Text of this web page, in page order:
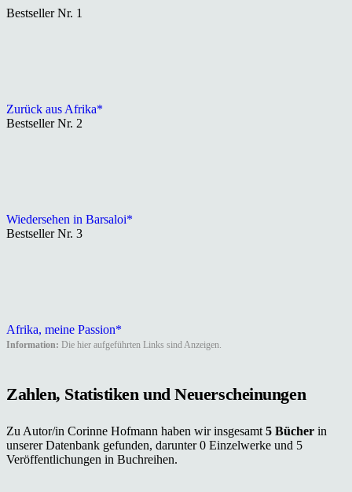
Bestseller Nr. 1
Zurück aus Afrika*
Bestseller Nr. 2
Wiedersehen in Barsaloi*
Bestseller Nr. 3
Afrika, meine Passion*
Information: Die hier aufgeführten Links sind Anzeigen.
Zahlen, Statistiken und Neuerscheinungen
Zu Autor/in Corinne Hofmann haben wir insgesamt5 Bücher in
unserer Datenbank gefunden, darunter 0 Einzelwerke und 5
Veröffentlichungen in Buchreihen.